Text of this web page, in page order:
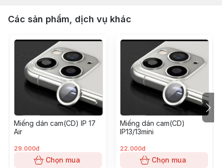
Các sản phẩm, dịch vụ khác
Miếng dán cam(CD) IP 17
Air
29.000đ
Chọn mua
Miếng dán cam(CD)
IP13/13mini
22.000đ
Chọn mua